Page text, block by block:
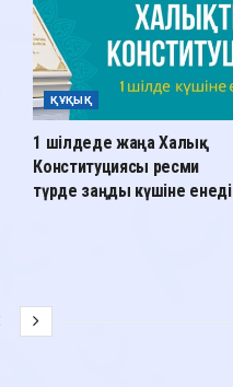
ҚҰҚЫҚ
1 шілдеде жаңа Халық
Конституциясы ресми
түрде заңды күшіне енеді